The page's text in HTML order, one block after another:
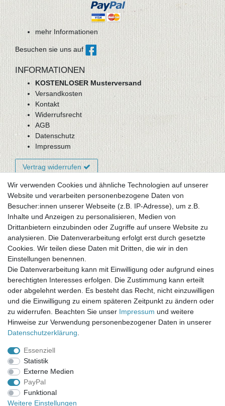
mehr Informationen
Besuchen sie uns auf
INFORMATIONEN
KOSTENLOSER Musterversand
Versandkosten
Kontakt
Widerrufsrecht
AGB
Datenschutz
Impressum
Vertrag widerrufen
Newsletter-Anmeldung
FAQ / Fragen
Mein Warenkorb
Mein Merkzettel
Mein Konto
UNSER LADENGESCHÄFT
Gottlieb-Daimler-Str. 10
33334 Gütersloh
ÖFFNUNGSZEITEN
Montag - Dienstag: 8.00 - 18.00 Uhr, Mittwoch Ruhetag,
Donnerstag: 8.00 - 18.00 Uhr, Freitag 8.00 - 14.00 Uhr
KUNDENSERVICE
Telefon: (05241) 403 22 38
E-Mail: info@stoffamstueck.de
Wir verwenden Cookies und ähnliche Technologien auf unserer
Website und verarbeiten personenbezogene Daten von
Besucher:innen unserer Webseite (z.B. IP-Adresse), um z.B.
Inhalte und Anzeigen zu personalisieren, Medien von
Drittanbietern einzubinden oder Zugriffe auf unsere Website zu
analysieren. Die Datenverarbeitung erfolgt erst durch gesetzte
Cookies. Wir teilen diese Daten mit Dritten, die wir in den
Einstellungen benennen.
Die Datenverarbeitung kann mit Einwilligung oder aufgrund eines
berechtigten Interesses erfolgen. Die Zustimmung kann erteilt
oder abgelehnt werden. Es besteht das Recht, nicht einzuwilligen
und die Einwilligung zu einem späteren Zeitpunkt zu ändern oder
zu widerrufen. Beachten Sie unser Impressum und weitere
Hinweise zur Verwendung personenbezogener Daten in unserer
Daten­schutz­erklärung
Essenziell
Statistik
Externe Medien
PayPal
Funktional
Weitere Einstellungen